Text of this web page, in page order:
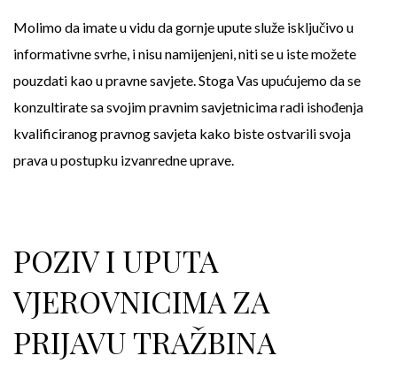
Molimo da imate u vidu da gornje upute služe isključivo u
informativne svrhe, i nisu namijenjeni, niti se u iste možete
pouzdati kao u pravne savjete. Stoga Vas upućujemo da se
konzultirate sa svojim pravnim savjetnicima radi ishođenja
kvalificiranog pravnog savjeta kako biste ostvarili svoja
prava u postupku izvanredne uprave.
POZIV I UPUTA
VJEROVNICIMA ZA
PRIJAVU TRAŽBINA